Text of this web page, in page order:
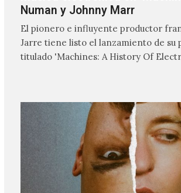
Numan y Johnny Marr
El pionero e influyente productor
Jarre tiene listo el lanzamiento de su
titulado 'Machines: A History Of